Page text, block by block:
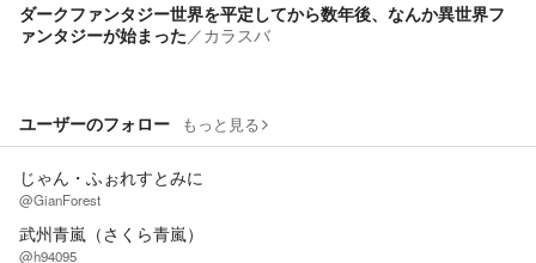
ダークファンタジー世界を平定してから数年後、なんか異世界フ
ァンタジーが始まった／カラスバ
ユーザーのフォロー もっと見る
じゃん・ふぉれすとみに
@GianForest
武州青嵐（さくら青嵐）
@h94095